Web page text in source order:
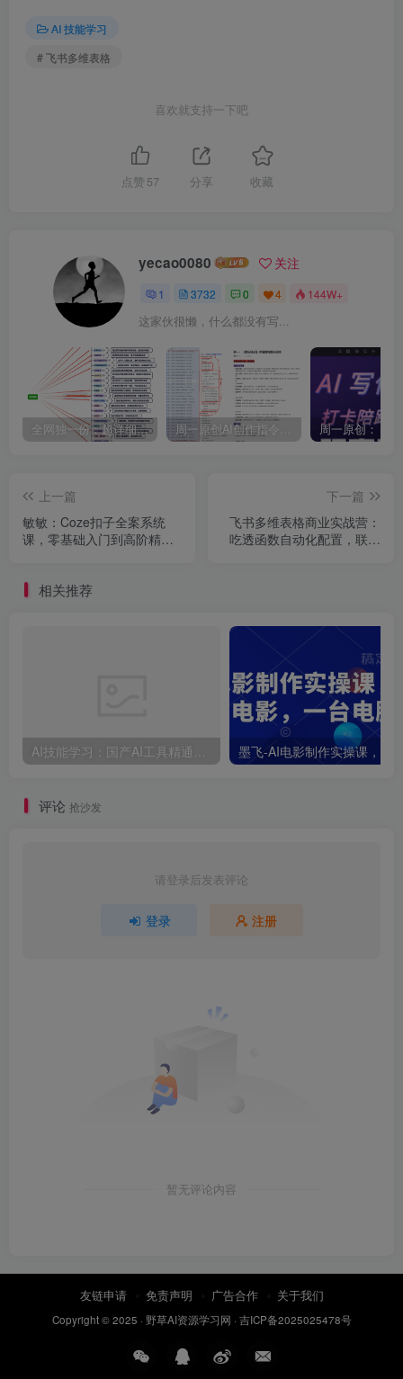
AI 技能学习
# 飞书多维表格
喜欢就支持一下吧
点赞 57 分享 收藏
yecao0080 关注
1 3732 0 4 144W+
这家伙很懒，什么都没有写...
全网独一份：超详细的40+个自媒体赛道领域解析手册，让你的内容创作不再局限！ 周一原创AI创作指令词：30+个领域赛道的创作提示词集合
上一篇
敏敏：Coze扣子全案系统
课，零基础入门到高阶精
下一篇
飞书多维表格商业实战营：
吃透函数自动化配置，联动
相关推荐
AI技能学习：国产AI工具精通课，玩转DeepSeek，Kimi，mindshow，打造个人知识库
评论 抢沙发
请登录后发表评论
登录 注册
暂无评论内容
友链申请 免责声明 广告合作 关于我们
Copyright © 2025 · 野草AI资源学习网 · 吉ICP备2025025478号